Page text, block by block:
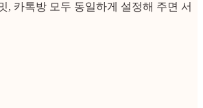
, 카톡방 모두 동일하게 설정해 주면 서